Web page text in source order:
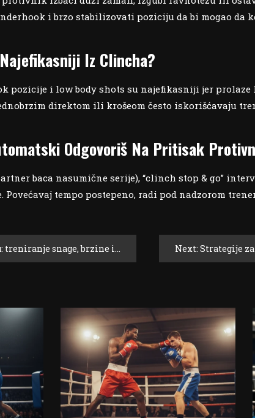
i brzo stabilizovati poziciju da bi mogao da
Iz Clincha?
pozicije i low body shots su najefikasniji jer prolaze
direktom ili krošeom često iskorišćavaju
Odgovoriš Na Pritisak
baca nasumične serije), “clinch stop & go”
tempo postepeno, radi pod nadzorom
snage, brzine i preciznosti Next: Strategije za